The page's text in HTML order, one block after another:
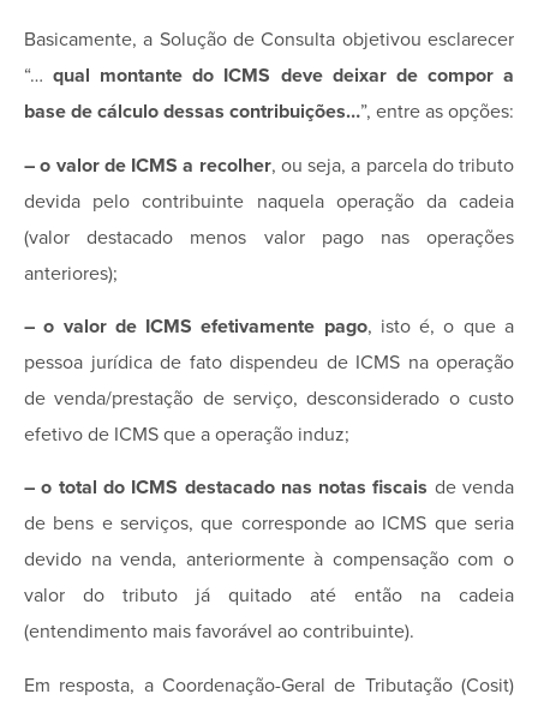
Basicamente, a Solução de Consulta objetivou esclarecer
“… qual montante do ICMS deve deixar de compor a
base de cálculo dessas contribuições…”, entre as opções:
– o valor de ICMS a recolher, ou seja, a parcela do tributo
devida pelo contribuinte naquela operação da cadeia
(valor destacado menos valor pago nas operações
anteriores);
– o valor de ICMS efetivamente pago, isto é, o que a
pessoa jurídica de fato dispendeu de ICMS na operação
de venda/prestação de serviço, desconsiderado o custo
efetivo de ICMS que a operação induz;
– o total do ICMS destacado nas notas fiscais de venda
de bens e serviços, que corresponde ao ICMS que seria
devido na venda, anteriormente à compensação com o
valor do tributo já quitado até então na cadeia
(entendimento mais favorável ao contribuinte).
Em resposta, a Coordenação-Geral de Tributação (Cosit)